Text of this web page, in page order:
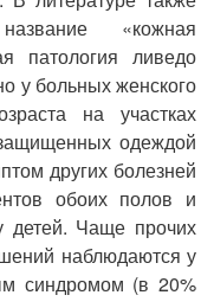
«кожная
патология ливедо
у больных женского
на участках
одеждой
других болезней
обоих полов и
детей. Чаще прочих
наблюдаются у
синдромом (в 20%